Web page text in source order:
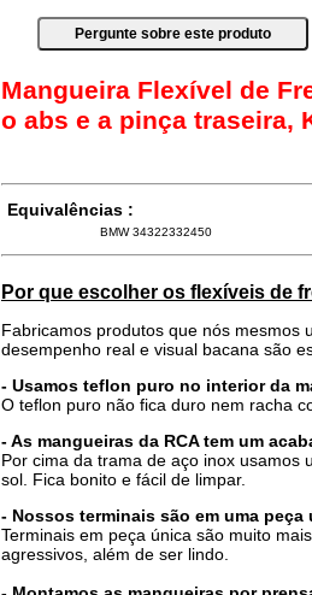
Mangueira Flexível de
o abs e a pinça traseira,
Equivalências :
BMW 34322332450
Por que escolher os flexíveis de
Fabricamos produtos que nós mesmos
desempenho real e visual bacana são
- Usamos teflon puro no interior da
O teflon puro não fica duro nem racha
- As mangueiras da RCA tem um
Por cima da trama de aço inox usamos
sol. Fica bonito e fácil de limpar.
- Nossos terminais são em uma
Terminais em peça única são muito
agressivos, além de ser lindo.